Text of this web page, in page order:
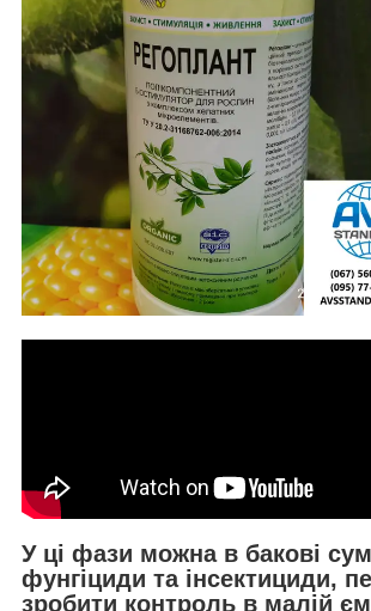
У ці фази можна в бакові
фунгіциди та інсектициди,
зробити контроль в малій